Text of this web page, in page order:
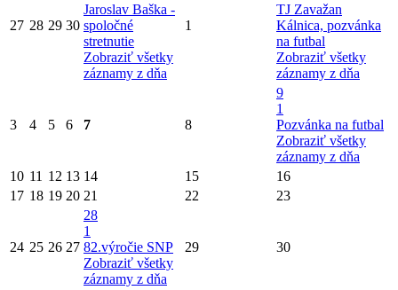
27 28 29 30
Jaroslav Baška -
spoločné
stretnutie
Zobraziť všetky
záznamy z dňa
1
TJ Zavažan
Kálnica, pozvánka
na futbal
Zobraziť všetky
záznamy z dňa
3 4 5 6 7 8
9
1
Pozvánka na futbal
Zobraziť všetky
záznamy z dňa
10 11 12 13 14 15
16
17 18 19 20 21 22 23
24 25 26 27
28
1
82.výročie SNP
Zobraziť všetky
záznamy z dňa
29 30